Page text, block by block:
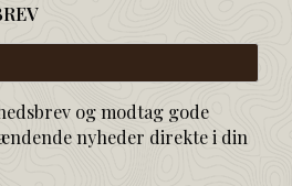
og modtag gode
nyheder direkte i din